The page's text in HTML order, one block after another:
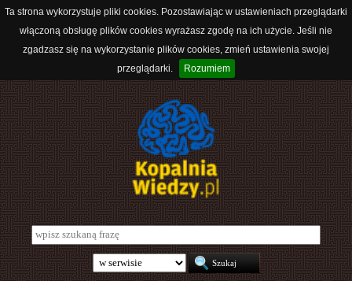
Ta strona wykorzystuje pliki cookies. Pozostawiając w ustawieniach przeglądarki
włączoną obsługę plików cookies wyrażasz zgodę na ich użycie. Jeśli nie
zgadzasz się na wykorzystanie plików cookies, zmień ustawienia swojej
przeglądarki.
Rozumiem